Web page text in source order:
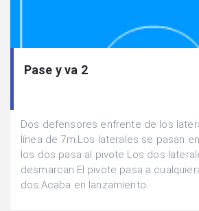
Pase y va 2
Dos defensores enfrente de los
línea de 7m.Los laterales se pasan
los dos pasa al pivote.Los dos
desmarcan.El pivote pasa a
dos.Acaba en lanzamiento.